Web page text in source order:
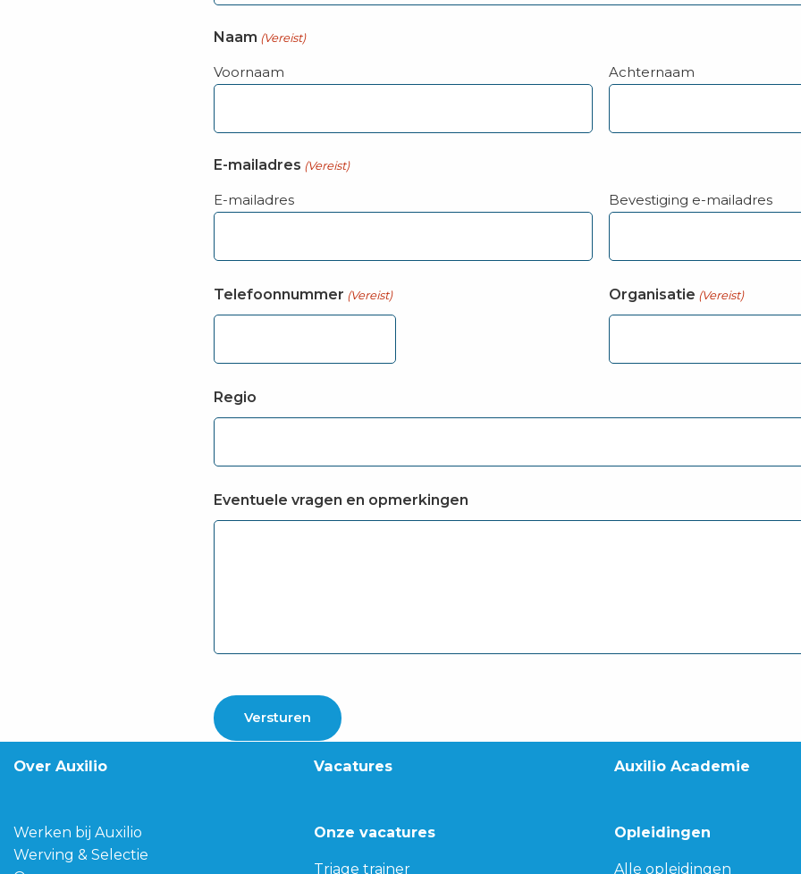
Naam (Vereist)
Voornaam Achternaam
E-mailadres (Vereist)
E-mailadres Bevestiging e-mailadres
Telefoonnummer (Vereist) Organisatie (Vereist)
Regio
Eventuele vragen en opmerkingen
Over Auxilio
Werken bij Auxilio
Werving & Selectie
Vacatures
Onze vacatures
Triage trainer
Auxilio Academie
Opleidingen
Alle opleidingen